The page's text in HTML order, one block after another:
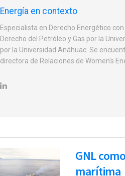
Energía en contexto
Especialista en Derecho Energético
Derecho del Petróleo y Gas por la
por la Universidad Anáhuac. Se
directora de Relaciones de Women's
GNL
marítima